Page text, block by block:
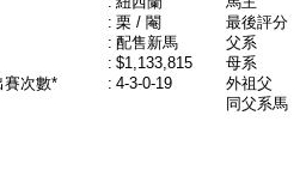
: 栗 / 閹
: 配售新馬
: $1,133,815
賽次數*
: 4-3-0-19
最後評分
父系
母系
外祖父
同父系馬